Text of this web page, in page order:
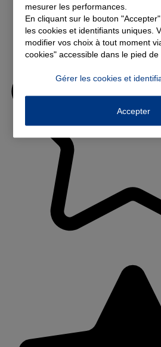
mesurer les performances.
En cliquant sur le bouton
les cookies et identifiants uniques.
modifier vos choix à tout moment
cookies" accessible dans le pied de
Gérer les cookies et
Accepter